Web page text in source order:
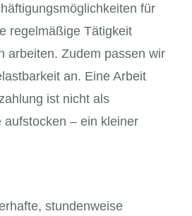
für
regelmäßige Tätigkeit
arbeiten. Zudem passen wir
an. Eine Arbeit
ist nicht als
– ein kleiner
stundenweise